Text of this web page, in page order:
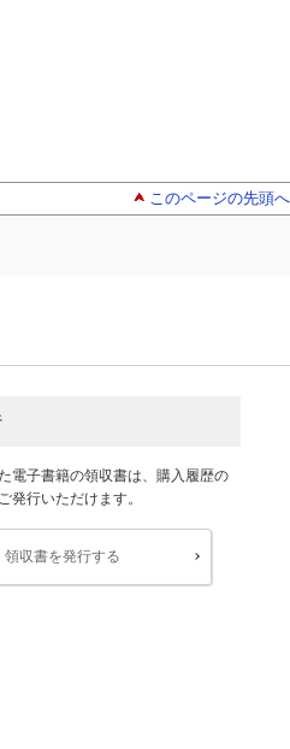
このページの先頭へ
電子書籍の領収書は、購入履歴の
発行いただけます。
領収書を発行する